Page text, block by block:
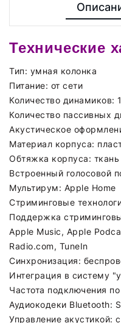
Технические
Тип: умная колонка
Питание: от сети
Количество динамиков: 1
Количество пассивных
Акустическое
Материал корпуса:
Обтяжка корпуса: ткань
Встроенный голосовой
Мультирум: Apple Home
Стриминговые
Поддержка
Apple Music, Apple
Radio.com, TuneIn
Синхронизация:
Интеграция в систему
Частота подключения
Аудиокодеки Bluetooth:
Управление акустикой: